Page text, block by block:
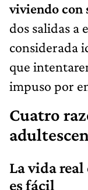
viviendo con
dos salidas a
considerada
que
impuso por
Cuatro
La vida
es fácil